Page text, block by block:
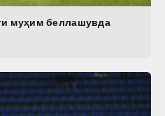
муҳим беллашувда